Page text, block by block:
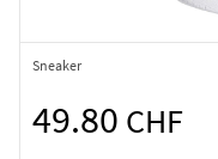
Sneaker
49.80 CHF